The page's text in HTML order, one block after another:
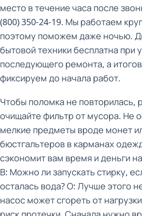
место в течение часа после
(800) 350-24-19. Мы работаем
поэтому поможем даже ночью.
бытовой техники бесплатна при
последующего ремонта, а
фиксируем до начала работ.
Чтобы поломка не повторилась,
очищайте фильтр от мусора. Не
мелкие предметы вроде монет
бюстгальтеров в карманах
сэкономит вам время и деньги
В: Можно ли запускать стирку,
осталась вода? О: Лучше этого
насос может сгореть от